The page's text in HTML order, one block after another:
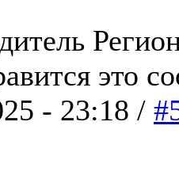
это
- 23:18 /